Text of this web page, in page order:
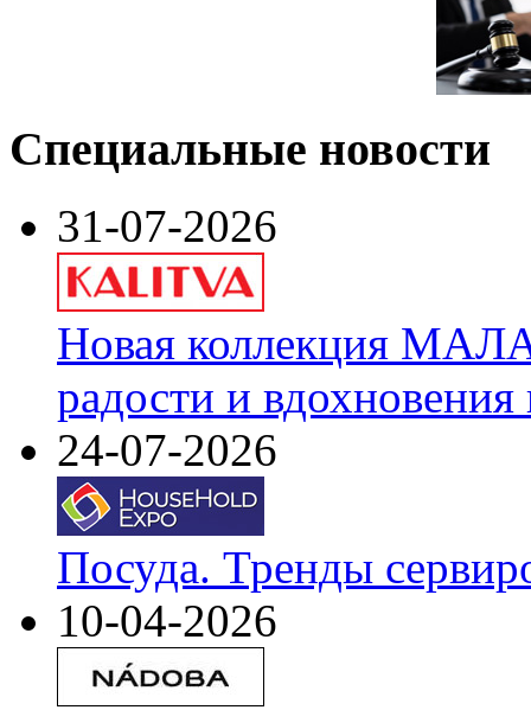
Специальные новости
31-07-2026
Новая коллекция
радости и
24-07-2026
Посуда. Тренды
10-04-2026